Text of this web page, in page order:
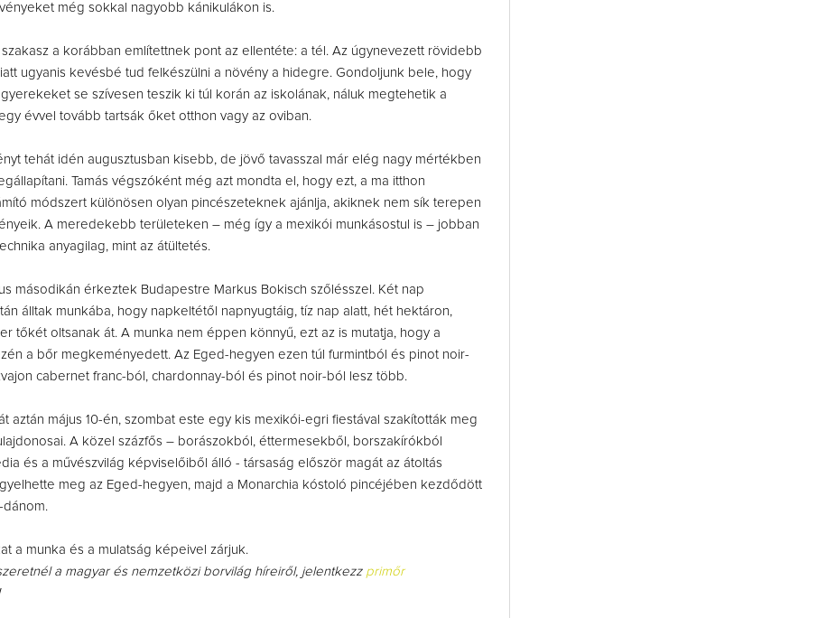
még sokkal nagyobb kánikulákon is.
a korábban említettnek pont az ellentéte: a tél. Az úgynevezett rövidebb
ugyanis kevésbé tud felkészülni a növény a hidegre. Gondoljunk bele, hogy
se szívesen teszik ki túl korán az iskolának, náluk megtehetik a
évvel tovább tartsák őket otthon vagy az oviban.
tehát idén augusztusban kisebb, de jövő tavasszal már elég nagy mértékben
Tamás végszóként még azt mondta el, hogy ezt, a ma itthon
módszert különösen olyan pincészeteknek ajánlja, akiknek nem sík terepen
A meredekebb területeken – még így a mexikói munkásostul is – jobban
anyagilag, mint az átültetés.
másodikán érkeztek Budapestre Markus Bokisch szőlésszel. Két nap
álltak munkába, hogy napkeltétől napnyugtáig, tíz nap alatt, hét hektáron,
tőkét oltsanak át. A munka nem éppen könnyű, ezt az is mutatja, hogy a
a bőr megkeményedett. Az Eged-hegyen ezen túl furmintból és pinot noir-
cabernet franc-ból, chardonnay-ból és pinot noir-ból lesz több.
aztán május 10-én, szombat este egy kis mexikói-egri fiestával szakították meg
A közel százfős – borászokból, éttermesekből, borszakírókból
és a művészvilág képviselőiből álló - társaság először magát az átoltás
meg az Eged-hegyen, majd a Monarchia kóstoló pincéjében kezdődött
dánom.
a munka és a mulatság képeivel zárjuk.
a magyar és nemzetközi borvilág híreiről, jelentkezz primőr